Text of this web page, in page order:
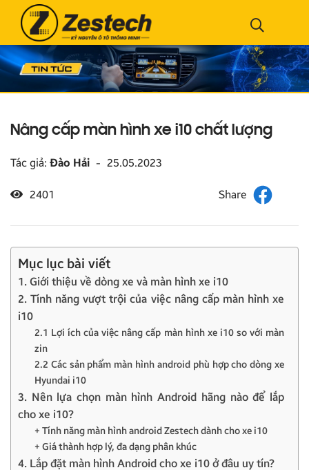
Nâng cấp màn hình xe i10 chất lượng
Tác giả: Đào Hải - 25.05.2023
2401
Mục lục bài viết
1. Giới thiệu về dòng xe và màn hình xe i10
2. Tính năng vượt trội của việc nâng cấp màn hình xe
i10
2.1 Lợi ích của việc nâng cấp màn hình xe i10 so với màn
zin
2.2 Các sản phẩm màn hình android phù hợp cho dòng xe
Hyundai i10
3. Nên lựa chọn màn hình Android hãng nào để lắp
cho xe i10?
+ Tính năng màn hình android Zestech dành cho xe i10
+ Giá thành hợp lý, đa dạng phân khúc
4. Lắp đặt màn hình Android cho xe i10 ở đâu uy tín?